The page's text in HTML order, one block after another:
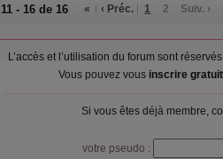
11 - 16 de 16 « ‹ Préc. 1 2 Suiv. ›
L’accès et l’utilisation du forum sont
Vous pouvez vous inscrire
Si vous êtes déjà membre,
votre pseudo :